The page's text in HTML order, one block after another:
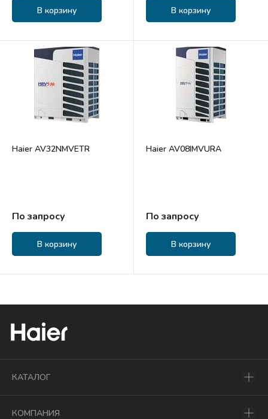
В корзину В корзину
Haier AV32NMVETR
По запросу
В корзину
Haier AV08IMVURA
По запросу
В корзину
КАТАЛОГ
КОМПАНИЯ